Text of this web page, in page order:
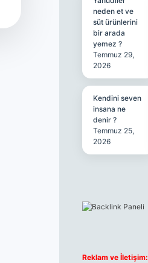
neden et ve
süt ürünlerini
bir arada
yemez ?
Temmuz 29,
2026
Kendini seven
insana ne
denir ?
Temmuz 25,
2026
Reklam ve İletişim: